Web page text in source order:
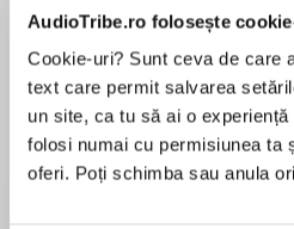
AudioTribe.ro folosește
Cookie-uri? Sunt ceva de care
text care permit salvarea
un site, ca tu să ai o
folosi numai cu permisiunea ta
oferi. Poți schimba sau anula
de...
Dani Francis
la...
Lauren
Desprecarte
"A page-turner with